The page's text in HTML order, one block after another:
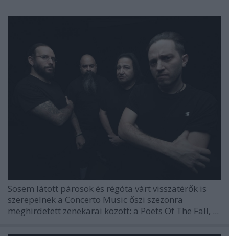
Sosem látott párosok és régóta várt visszatérők is
szerepelnek a Concerto Music őszi szezonra
meghirdetett zenekarai között: a Poets Of The Fall, ...